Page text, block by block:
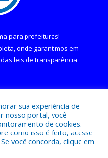
para prefeituras!
onde garantimos em
leis de transparência
Municipal de Curralinho.
sua experiência de
nosso portal, você
de cookies.
como isso é feito, acesse
Se você concorda, clique em